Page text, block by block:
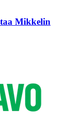
Mikkelin